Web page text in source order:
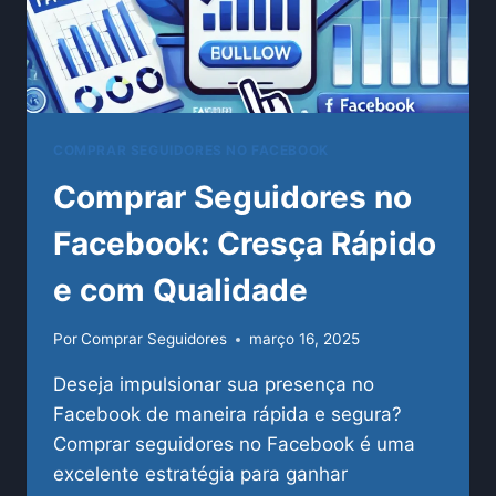
Comprar Seguidores no
Facebook: Cresça Rápido
e com Qualidade
PorComprar Seguidores março 16, 2025
Deseja impulsionar sua presença no
Facebook de maneira rápida e segura?
Comprar seguidores no Facebook é uma
excelente estratégia para ganhar